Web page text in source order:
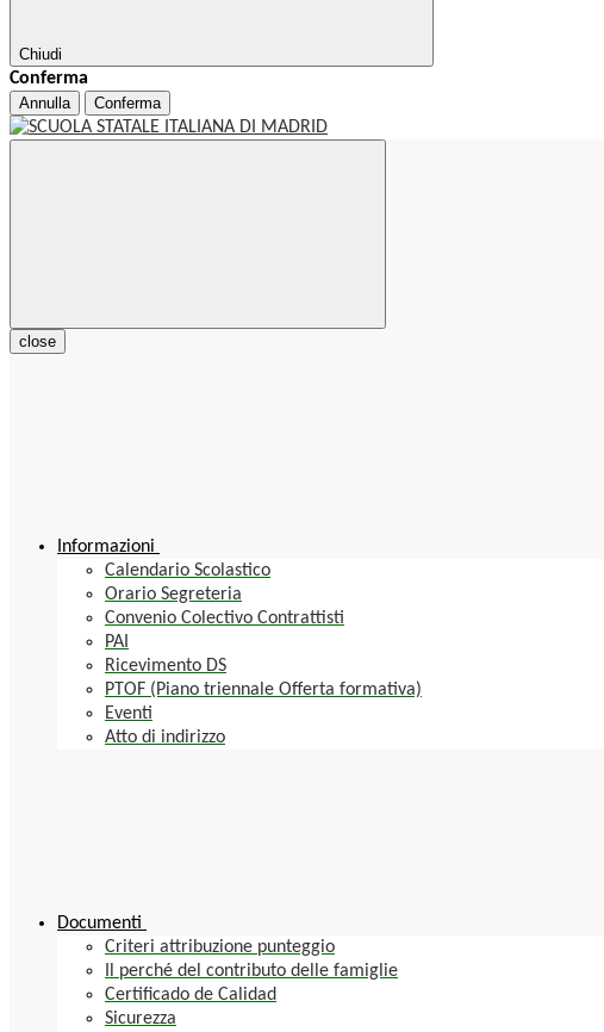
Chiudi
Conferma
Annulla Conferma
close
Informazioni
Calendario Scolastico
Orario Segreteria
Convenio Colectivo Contrattisti
PAI
Ricevimento DS
PTOF (Piano triennale Offerta formativa)
Eventi
Atto di indirizzo
Documenti
Criteri attribuzione punteggio
Il perché del contributo delle famiglie
Certificado de Calidad
Sicurezza